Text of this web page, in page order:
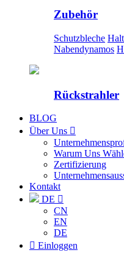
Zubehör
Schutzbleche
Nabendynamos
Rückstrahler
BLOG
Über Uns 
Warum Uns
Zertifizierung
Kontakt
DE 
CN
EN
DE
 Einloggen